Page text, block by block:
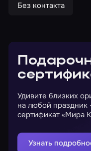
Без контакта
Удивите близких
на любой праздник
сертификат «Мира
Узнать